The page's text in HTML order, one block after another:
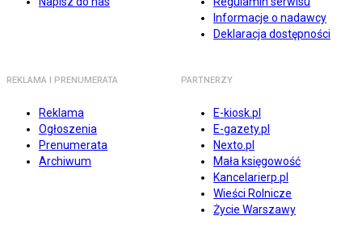
Informacje o nadawcy
Deklaracja dostępności
REKLAMA I PRENUMERATA
Reklama
Ogłoszenia
Prenumerata
Archiwum
PARTNERZY
E-kiosk.pl
E-gazety.pl
Nexto.pl
Mała księgowość
Kancelarierp.pl
Wieści Rolnicze
Życie Warszawy